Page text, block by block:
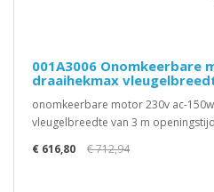
001A3006 Onomkeerbare
draaihekmax
onomkeerbare motor 230v ac-
vleugelbreedte van 3 m
€ 616,80
€ 712,94